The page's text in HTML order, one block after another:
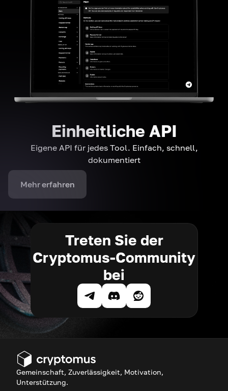
Einheitliche API
Eigene API für jedes Tool. Einfach, schnell,
dokumentiert
Mehr erfahren
Treten Sie der
Cryptomus-Community
bei
Gemeinschaft, Zuverlässigkeit, Motivation,
Unterstützung.